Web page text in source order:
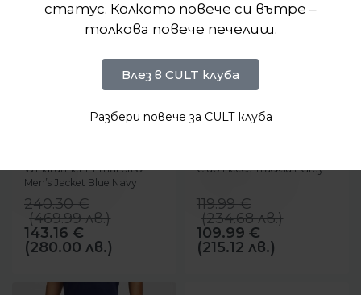
БЪРЗ ПРЕГЛЕД
Windrunner PrimaLoft®
Men’s Jacket Blue Navy
240.30€
(469.99лв.)
143.16 €
(280.00 лв.)
-8%
NEW
БЪРЗ ПРЕГЛЕД
Club Fleece Тracksuit Grey
119.99€
(234.68лв.)
109.99 €
(215.12 лв.)
статус. Колкото повече си вътре –
толкова повече печелиш.
Влез в CULT клуба
Разбери повече за CULT клуба